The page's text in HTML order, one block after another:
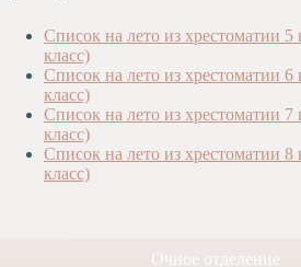
Психологическая
служба
Список на лето из хрестоматии 5
класс)
Список на лето из хрестоматии 6
класс)
Список на лето из хрестоматии 7
класс)
Список на лето из хрестоматии 8
класс)
Очное отделение